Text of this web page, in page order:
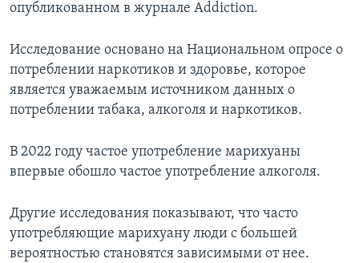
опубликованном в журнале Addiction.
Исследование основано на Национальном опросе о
потреблении наркотиков и здоровье, которое
является уважаемым источником данных о
потреблении табака, алкоголя и наркотиков.
В 2022 году частое употребление марихуаны
впервые обошло частое употребление алкоголя.
Другие исследования показывают, что часто
употребляющие марихуану люди с большей
вероятностью становятся зависимыми от нее.